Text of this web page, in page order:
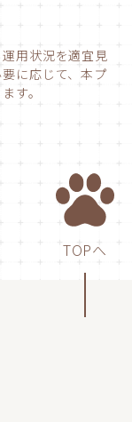
用状況を適宜見
に応じて、本プ
す。
TOPへ